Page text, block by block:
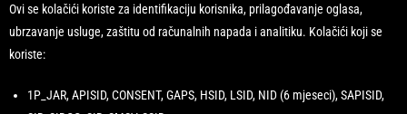
Ovi se kolačići koriste za identifikaciju korisnika, prilagođavanje oglasa,
ubrzavanje usluge, zaštitu od računalnih napada i analitiku. Kolačići koji se
koriste:
1P_JAR, APISID, CONSENT, GAPS, HSID, LSID, NID (6 mjeseci), SAPISID,